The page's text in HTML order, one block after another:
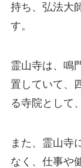
持ち、弘法大
す。
霊山寺は、鳴
置していて、
る寺院として
また、霊山寺
なく、仕事や